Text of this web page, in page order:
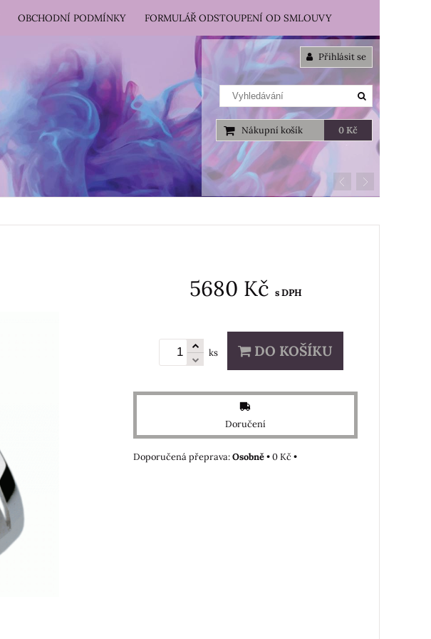
Přihlásit se
Nákupní košík 0 Kč
OBCHODNÍ PODMÍNKY FORMULÁŘ ODSTOUPENÍ OD SMLOUVY
5680 Kč s DPH
ks DO KOŠÍKU
Doručení
Osobně•0 Kč•